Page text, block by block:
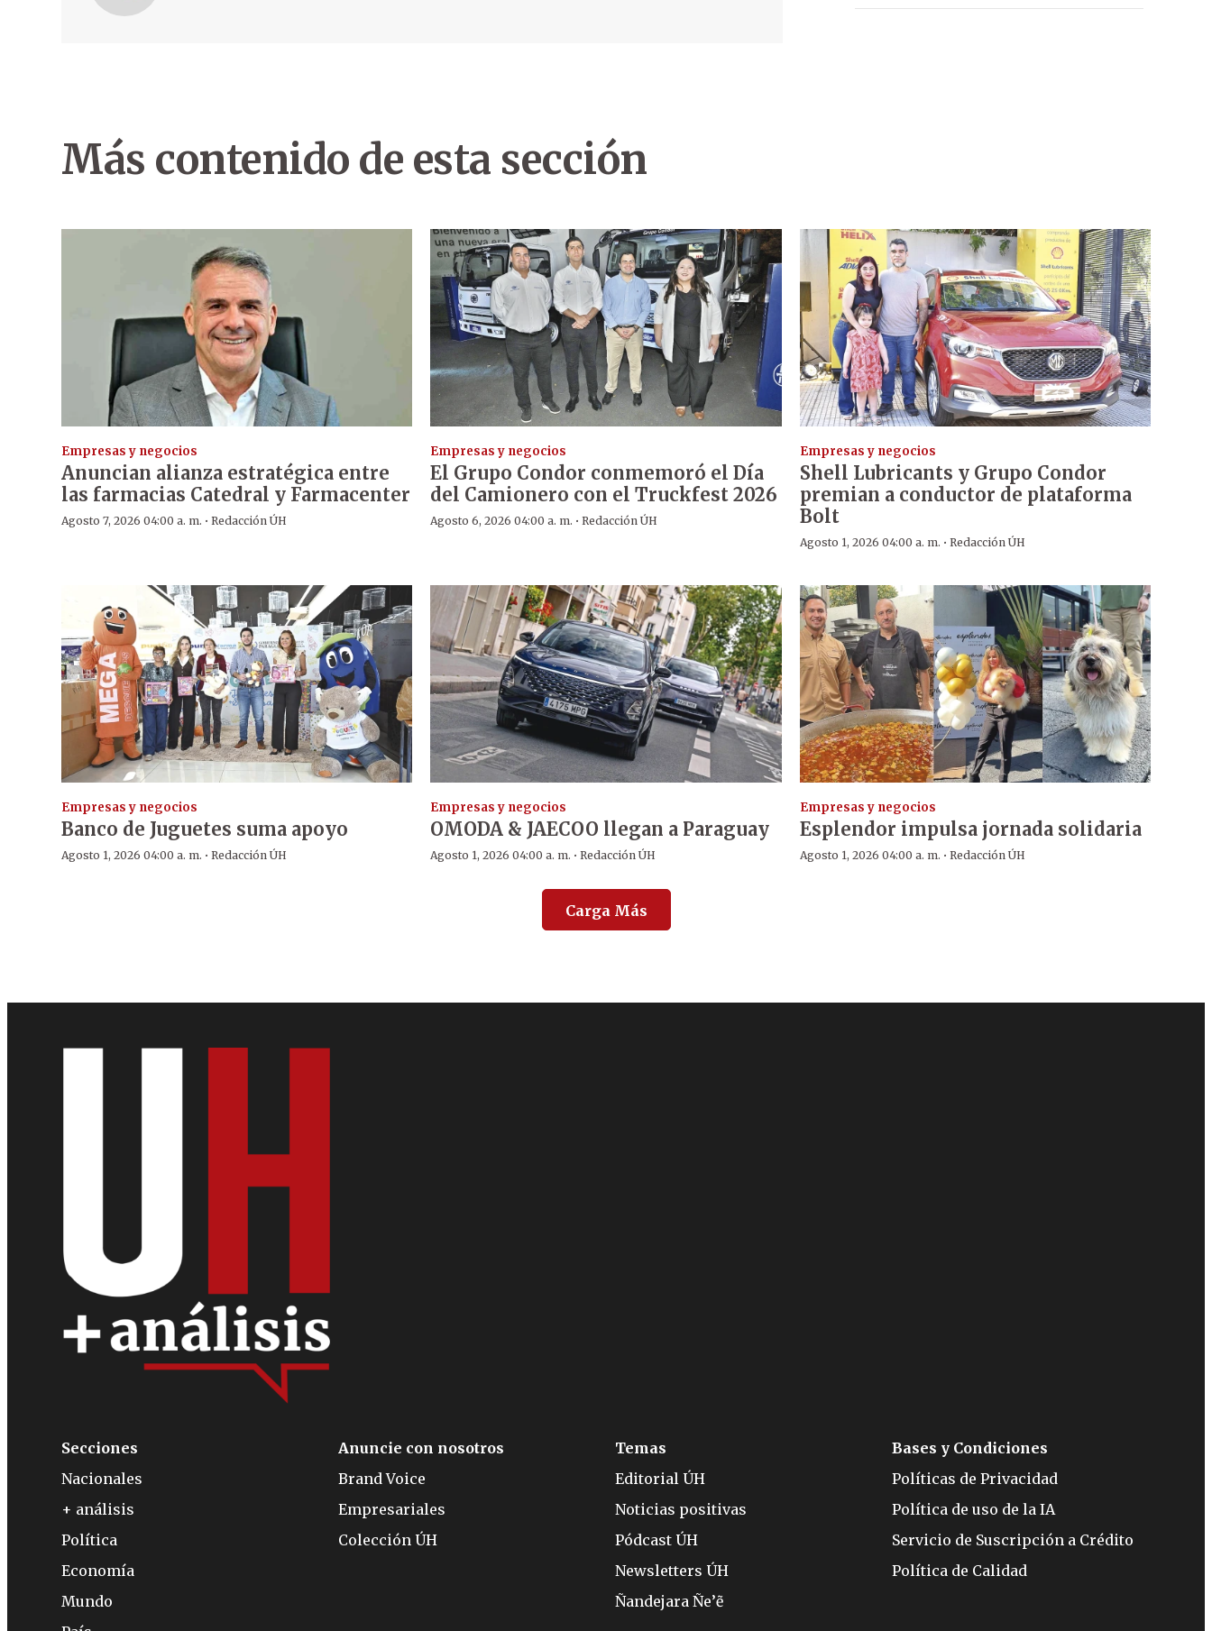
Más contenido de esta sección
Empresas y negocios
Anuncian alianza estratégica entre
las farmacias Catedral y Farmacenter
Agosto 7, 2026 04:00 a. m. · Redacción ÚH
Empresas y negocios
El Grupo Condor conmemoró el Día
del Camionero con el Truckfest 2026
Agosto 6, 2026 04:00 a. m. ·Redacción ÚH
Empresas y negocios
Shell Lubricants y Grupo Condor
premian a conductor de plataforma
Bolt
Agosto 1, 2026 04:00 a. m. · Redacción ÚH
Empresas y negocios
Banco de Juguetes suma apoyo
Agosto 1, 2026 04:00 a. m. · Redacción ÚH
Empresas y negocios
OMODA & JAECOO llegan a Paraguay
Agosto 1, 2026 04:00 a. m. ·Redacción ÚH
Empresas y negocios
Esplendor impulsa jornada solidaria
Agosto 1, 2026 04:00 a. m. · Redacción ÚH
Carga Más
Secciones
Nacionales
+ análisis
Política
Economía
Mundo
Anuncie con nosotros
Brand Voice
Empresariales
Colección ÚH
Temas
Editorial ÚH
Noticias positivas
Pódcast ÚH
Newsletters ÚH
Ñandejara Ñe’ẽ
Bases y Condiciones
Políticas de Privacidad
Política de uso de la IA
Servicio de Suscripción a Crédito
Política de Calidad